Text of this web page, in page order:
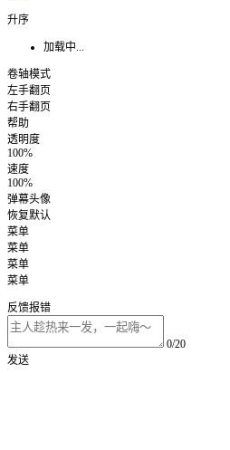
升序
加载中...
卷轴模式
左手翻页
右手翻页
帮助
透明度
100%
速度
100%
弹幕头像
恢复默认
菜单
菜单
菜单
菜单
反馈报错
0/20
发送